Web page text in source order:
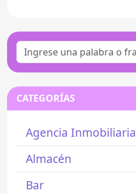
CATEGORÍAS
Agencia Inmobiliaria
Almacén
Bar